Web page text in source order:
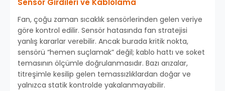
Sensör Girdileri ve Kablolama
Fan, çoğu zaman sıcaklık sensörlerinden gelen veriye
göre kontrol edilir. Sensör hatasında fan stratejisi
yanlış kararlar verebilir. Ancak burada kritik nokta,
sensörü “hemen suçlamak” değil; kablo hattı ve soket
temasının ölçümle doğrulanmasıdır. Bazı arızalar,
titreşimle kesilip gelen temassızlıklardan doğar ve
yalnızca statik kontrolde yakalanmayabilir.